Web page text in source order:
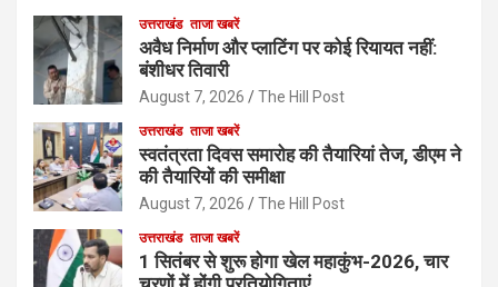
उत्तराखंड ताजा खबरें
अवैध निर्माण और प्लाटिंग पर कोई रियायत नहीं:
बंशीधर तिवारी
August 7, 2026 The Hill Post
उत्तराखंड ताजा खबरें
स्वतंत्रता दिवस समारोह की तैयारियां तेज, डीएम ने
की तैयारियों की समीक्षा
August 7, 2026 The Hill Post
उत्तराखंड ताजा खबरें
1 सितंबर से शुरू होगा खेल महाकुंभ-2026, चार